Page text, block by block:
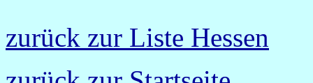
zurück zur Liste Hessen